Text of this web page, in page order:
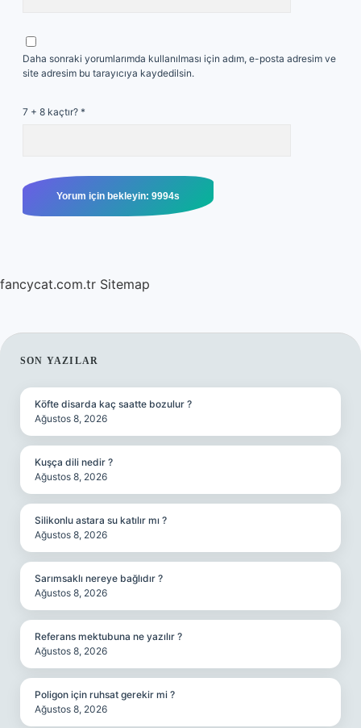
Daha sonraki yorumlarımda kullanılması için adım, e-posta adresim ve
site adresim bu tarayıcıya kaydedilsin.
7 + 8 kaçtır? *
fancycat.com.tr Sitemap
SIDEBAR
SON YAZILAR
Köfte disarda kaç saatte bozulur ?
Ağustos 8, 2026
Kuşça dili nedir ?
Ağustos 8, 2026
Silikonlu astara su katılır mı ?
Ağustos 8, 2026
Sarımsaklı nereye bağlıdır ?
Ağustos 8, 2026
Referans mektubuna ne yazılır ?
Ağustos 8, 2026
Poligon için ruhsat gerekir mi ?
Ağustos 8, 2026